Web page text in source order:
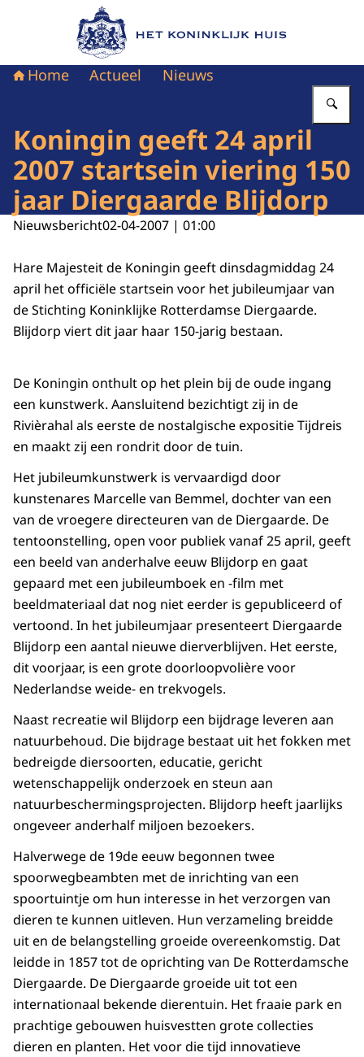
Naar de homepage van Het Koninklijk Huis
Home Actueel Nieuws
Koningin geeft 24 april
2007 startsein viering 150
jaar Diergaarde Blijdorp
Nieuwsbericht02-04-2007 | 01:00
Hare Majesteit de Koningin geeft dinsdagmiddag 24
april het officiële startsein voor het jubileumjaar van
de Stichting Koninklijke Rotterdamse Diergaarde.
Blijdorp viert dit jaar haar 150-jarig bestaan.
De Koningin onthult op het plein bij de oude ingang
een kunstwerk. Aansluitend bezichtigt zij in de
Rivièrahal als eerste de nostalgische expositie Tijdreis
en maakt zij een rondrit door de tuin.
Het jubileumkunstwerk is vervaardigd door
kunstenares Marcelle van Bemmel, dochter van een
van de vroegere directeuren van de Diergaarde. De
tentoonstelling, open voor publiek vanaf 25 april, geeft
een beeld van anderhalve eeuw Blijdorp en gaat
gepaard met een jubileumboek en -film met
beeldmateriaal dat nog niet eerder is gepubliceerd of
vertoond. In het jubileumjaar presenteert Diergaarde
Blijdorp een aantal nieuwe dierverblijven. Het eerste,
dit voorjaar, is een grote doorloopvolière voor
Nederlandse weide- en trekvogels.
Naast recreatie wil Blijdorp een bijdrage leveren aan
natuurbehoud. Die bijdrage bestaat uit het fokken met
bedreigde diersoorten, educatie, gericht
wetenschappelijk onderzoek en steun aan
natuurbeschermingsprojecten. Blijdorp heeft jaarlijks
ongeveer anderhalf miljoen bezoekers.
Halverwege de 19de eeuw begonnen twee
spoorwegbeambten met de inrichting van een
spoortuintje om hun interesse in het verzorgen van
dieren te kunnen uitleven. Hun verzameling breidde
uit en de belangstelling groeide overeenkomstig. Dat
leidde in 1857 tot de oprichting van De Rotterdamsche
Diergaarde. De Diergaarde groeide uit tot een
internationaal bekende dierentuin. Het fraaie park en
prachtige gebouwen huisvestten grote collecties
dieren en planten. Het voor die tijd innovatieve